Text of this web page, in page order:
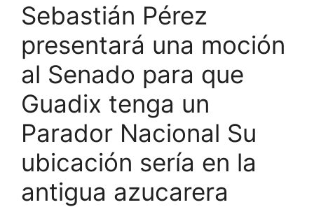
Sebastián Pérez
presentará una moción
al Senado para que
Guadix tenga un
Parador Nacional Su
ubicación sería en la
antigua azucarera